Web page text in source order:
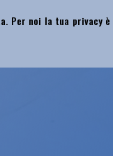
Per noi la tua privacy è